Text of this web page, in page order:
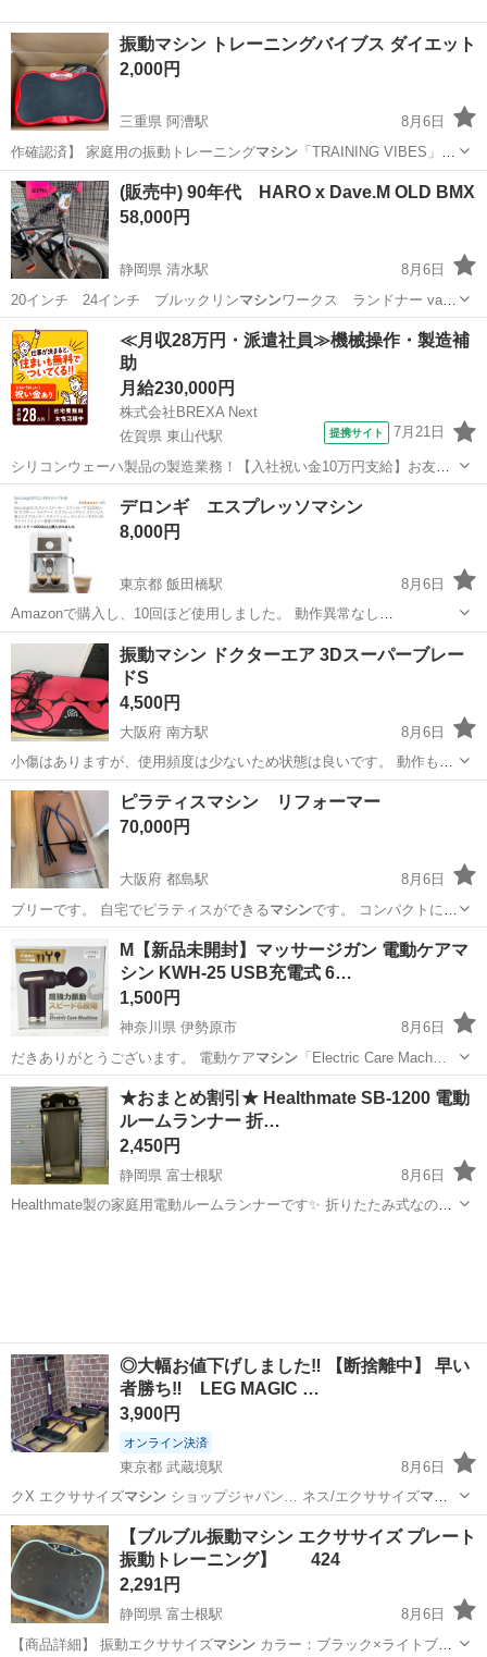
振動マシン トレーニングバイブス ダイエット
2,000円
三重県 阿漕駅
8月6日
作確認済】 家庭用の振動トレーニングマシン「TRAINING VIBES」で
す。…
三重 津市 阿漕駅 美容家電
(販売中) 90年代 HARO x Dave.M OLD BMX
58,000円
静岡県 清水駅
8月6日
20インチ 24インチ ブルックリンマシンワークス ランドナー vans
バンズ…
静岡 静岡市 清水駅 BMX バイ
≪月収28万円・派遣社員≫機械操作・製造補
助
月給230,000円
株式会社BREXA Next
佐賀県 東山代駅
提携サイト 7月21日
シリコンウェーハ製品の製造業務！【入社祝い金10万円支給】お友達
やカップルとの応募OK◎年間休日129日＆休出なしでプライベート充
実♪業務はクリーンルームで快適作業◎自社正社員登用制度あり★1食
300円～の格安食堂あり！《佐...
佐賀 伊万里市 東山代駅 その他
デロンギ エスプレッソマシン
8,000円
東京都 飯田橋駅
8月6日
Amazonで購入し、10回ほど使用しました。 動作異常なし
https://amzn.asia/d/04QJFHzc
東京 新宿区 飯田橋駅 キッチン家電
振動マシン ドクターエア 3Dスーパーブレー
ドS
4,500円
大阪府 南方駅
8月6日
小傷はありますが、使用頻度は少ないため状態は良いです。 動作も問
題ありません。 写真に写っているもののみです。 見づらいですが、コ
ンセントあります。 型番 SB-002 近場であればお運びしますのでご相
談ください。
大阪 大阪市 フィットネス、トレーニング
マシン
ピラティスマシン リフォーマー
70,000円
大阪府 都島駅
8月6日
ブリーです。 自宅でピラティスができるマシンです。 コンパクトに収
納もできます。 …
都島駅 フィットネス、トレーニング
M【新品未開封】マッサージガン 電動ケアマ
シン KWH-25 USB充電式 6…
1,500円
神奈川県 伊勢原市
8月6日
だきありがとうございます。 電動ケアマシン「Electric Care Mach…
神奈川 伊勢原市 美容家電 USB
★おまとめ割引★ Healthmate SB-1200 電動
ルームランナー 折…
2,450円
静岡県 富士根駅
8月6日
Healthmate製の家庭用電動ルームランナーです✨ 折りたたみ式なの
◎大幅お値下げしました‼️ 【断捨離中】 早い
者勝ち‼️ LEG MAGIC …
3,900円
オンライン決済
東京都 武蔵境駅
8月6日
クX エクササイズマシンショップジャパン… ネス/エクササイズマシ
ン 下半身のト… 下半身トレーニングマシン 今後も使う…
東京 三鷹市 武蔵境駅 ダイエットグッズ
【ブルブル振動マシン エクササイズ プレート
振動トレーニング】 424
2,291円
静岡県 富士根駅
8月6日
【商品詳細】 振動エクササイズマシンカラー：ブラック×ライトブル